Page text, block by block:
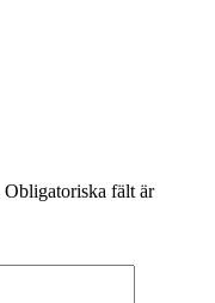
Obligatoriska fält är